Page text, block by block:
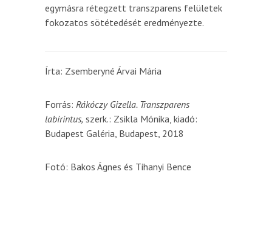
egymásra rétegzett transzparens felületek
fokozatos sötétedését eredményezte.
Írta: Zsemberyné Árvai Mária
Forrás: Rákóczy Gizella. Transzparens
labirintus, szerk.: Zsikla Mónika, kiadó:
Budapest Galéria, Budapest, 2018
Fotó: Bakos Ágnes és Tihanyi Bence